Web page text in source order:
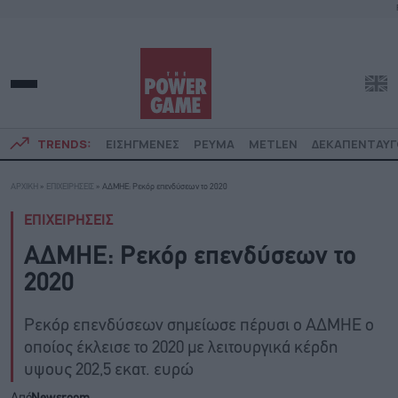
TRENDS: ΕΙΣΗΓΜΕΝΕΣ ΡΕΥΜΑ METLEN
ΑΡΧΙΚΗ » ΕΠΙΧΕΙΡΗΣΕΙΣ » ΑΔΜΗΕ: Ρεκόρ επενδύσεων το 2020
ΕΠΙΧΕΙΡΗΣΕΙΣ
ΑΔΜΗΕ: Ρεκόρ επενδύσεων το
2020
Ρεκόρ επενδύσεων σημείωσε πέρυσι ο ΑΔΜΗΕ ο
οποίος έκλεισε το 2020 με λειτουργικά κέρδη
υψους 202,5 εκατ. ευρώ